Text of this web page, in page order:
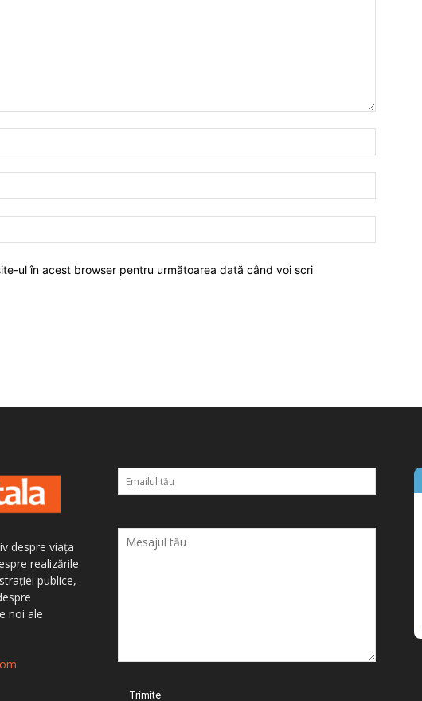
ul în acest browser pentru următoarea dată când voi scri
despre viața
realizările
publice,
noi ale